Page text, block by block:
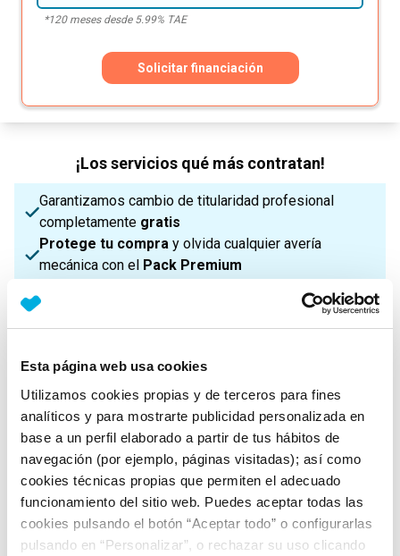
Esta página web usa cookies
Utilizamos cookies propias y de terceros para fines
analíticos y para mostrarte publicidad personalizada en
base a un perfil elaborado a partir de tus hábitos de
navegación (por ejemplo, páginas visitadas); así como
cookies técnicas propias que permiten el adecuado
funcionamiento del sitio web. Puedes aceptar todas las
cookies pulsando el botón “Aceptar todo” o configurarlas
pulsando en “Personalizar”, o rechazar su uso clicando
*120meses desde 5.99% TAE
Solicitar financiación
¡Los servicios qué más contratan!
Garantizamos cambio de titularidad profesional
completamente gratis
Protege tu compra y olvida cualquier avería
mecánica con el Pack Premium
Características principales
Potencia
174 Cv
Procedencia
Nacional
IVA
Deducible
Nº Asientos Matriculación Tracción